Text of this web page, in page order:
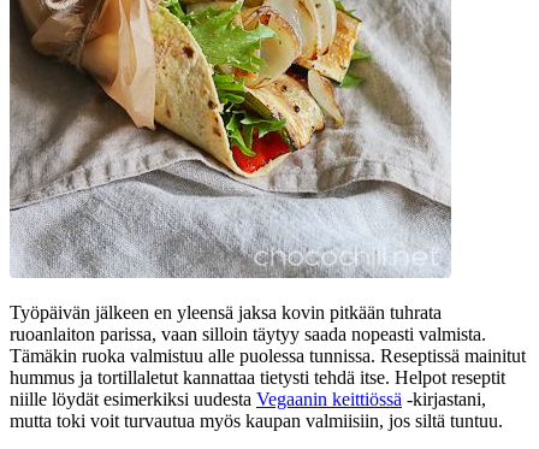
Työpäivän jälkeen en yleensä jaksa kovin pitkään tuhrata
ruoanlaiton parissa, vaan silloin täytyy saada nopeasti valmista.
Tämäkin ruoka valmistuu alle puolessa tunnissa. Reseptissä mainitut
hummus ja tortillaletut kannattaa tietysti tehdä itse. Helpot reseptit
niille löydät esimerkiksi uudesta Vegaanin keittiössä -kirjastani,
mutta toki voit turvautua myös kaupan valmiisiin, jos siltä tuntuu.